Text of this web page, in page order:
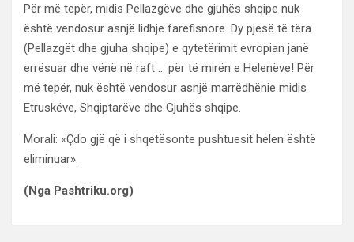
Për më tepër, midis Pellazgëve dhe gjuhës shqipe nuk
është vendosur asnjë lidhje farefisnore. Dy pjesë të tëra
(Pellazgët dhe gjuha shqipe) e qytetërimit evropian janë
errësuar dhe vënë në raft … për të mirën e Helenëve! Për
më tepër, nuk është vendosur asnjë marrëdhënie midis
Etruskëve, Shqiptarëve dhe Gjuhës shqipe.
Morali: «Çdo gjë që i shqetësonte pushtuesit helen është
eliminuar».
(Nga Pashtriku.org)